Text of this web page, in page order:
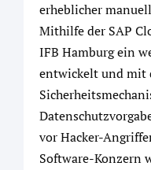
erheblicher
Mithilfe der SAP
IFB Hamburg ein
entwickelt und mit
vor Hacker-
Software-Konzern